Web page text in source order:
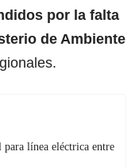
por la falta
de Ambiente
línea eléctrica entre